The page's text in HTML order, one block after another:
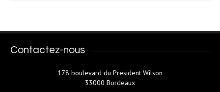
Contactez-nous
178 boulevard du President Wilson
33000 Bordeaux